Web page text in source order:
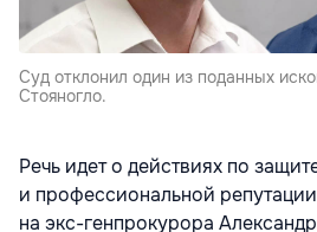
Суд отклонил один из поданных
Стояногло.
Речь идет о действиях по
и профессиональной
на экс-генпрокурора